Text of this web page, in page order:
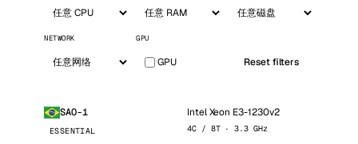
NETWORK GPU
GPU Reset filters
SAO-1
ESSENTIAL
Intel Xeon E3-1230v2
4C / 8T · 3.3 GHz